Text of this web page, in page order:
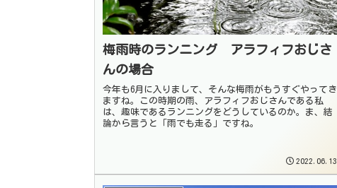
梅雨時のランニング アラフィフおじさ
んの場合
今年も6月に入りまして、そんな梅雨がもうすぐやってき
ますね。この時期の雨、アラフィフおじさんである私
は、趣味であるランニングをどうしているのか。ま、結
論から言うと「雨でも走る」ですね。
2022.06.13